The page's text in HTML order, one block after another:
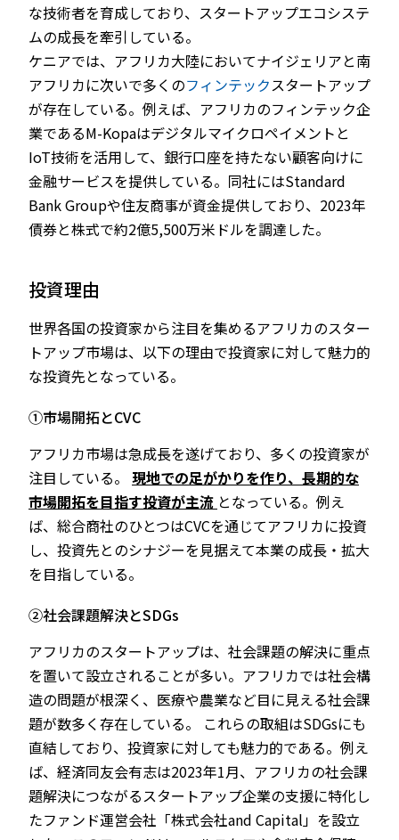
な技術者を育成しており、スタートアップエコシステ
ムの成長を牽引している。
ケニアでは、アフリカ大陸においてナイジェリアと南
アフリカに次いで多くのフィンテックスタートアップ
が存在している。例えば、アフリカのフィンテック企
業であるM-Kopaはデジタルマイクロペイメントと
IoT技術を活用して、銀行口座を持たない顧客向けに
金融サービスを提供している。同社にはStandard
Bank Groupや住友商事が資金提供しており、2023年
債券と株式で約2億5,500万米ドルを調達した。
投資理由
世界各国の投資家から注目を集めるアフリカのスター
トアップ市場は、以下の理由で投資家に対して魅力的
な投資先となっている。
①市場開拓とCVC
アフリカ市場は急成長を遂げており、多くの投資家が
注目している。 現地での足がかりを作り、長期的な
市場開拓を目指す投資が主流 となっている。例え
ば、総合商社のひとつはCVCを通じてアフリカに投資
し、投資先とのシナジーを見据えて本業の成長・拡大
を目指している。
②社会課題解決とSDGs
アフリカのスタートアップは、社会課題の解決に重点
を置いて設立されることが多い。アフリカでは社会構
造の問題が根深く、医療や農業など目に見える社会課
題が数多く存在している。 これらの取組はSDGsにも
直結しており、投資家に対しても魅力的である。例え
ば、経済同友会有志は2023年1月、アフリカの社会課
題解決につながるスタートアップ企業の支援に特化し
たファンド運営会社「株式会社and Capital」を設立